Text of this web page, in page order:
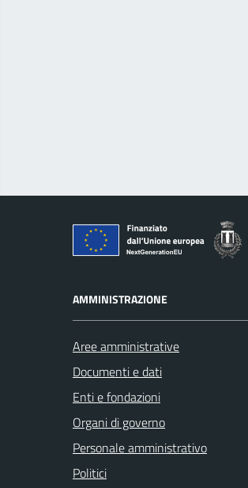
AMMINISTRAZIONE
Aree amministrative
Documenti e dati
Enti e fondazioni
Organi di governo
Personale amministrativo
Politici